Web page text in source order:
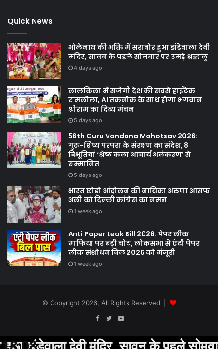
Quick News
भोलेनाथ की भक्ति में सराबोर हुआ झंडेवाला देवी
मंदिर, सावन के पहले सोमवार पर उमड़े श्रद्धालु
4 days ago
लालकिला में सजेगी देश की सबसे हाईटेक
रामलीला, AI तकनीक के साथ होगा भगवान
श्रीराम का दिव्य मंचन
5 days ago
56th Guru Vandana Mahotsav 2026:
गुरु-शिष्य परंपरा के संरक्षण का संदेश, 8
विभूतियां ‘श्रेष्ठ कला आचार्य अलंकरण’ से
सम्मानित
5 days ago
भारत छोड़ो आंदोलन की नायिका अरुणा आसफ
अली को दिल्ली कांग्रेस का नमन
1 week ago
Anti Paper Leak Bill 2026: पेपर लीक
माफिया पर बड़ी चोट, लोकसभा से एंटी पेपर
लीक संशोधन बिल 2026 को मंजूरी
1 week ago
© Copyright 2026, All Rights Reserved |
Facebook
TwitterYouTube